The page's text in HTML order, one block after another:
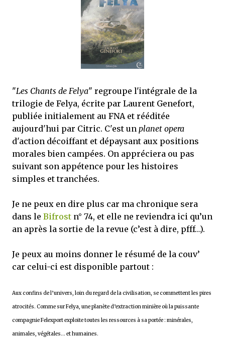
mettre sous tous les yeux. C'est cela...
"Les Chants de Felya" regroupe l'intégrale de la
trilogie de Felya, écrite par Laurent Genefort,
publiée initialement au FNA et rééditée
aujourd'hui par Citric. C'est un planet opera
d'action décoiffant et dépaysant aux positions
morales bien campées. On appréciera ou pas
suivant son appétence pour les histoires
simples et tranchées.
Je ne peux en dire plus car ma chronique sera
dans le Bifrost n° 74, et elle ne reviendra ici qu’un
an après la sortie de la revue (c’est à dire, pfff…).
Je peux au moins donner le résumé de la couv’
car celui-ci est disponible partout :
Aux confins de l’univers, loin du regard de la civilisation, se commettent les pires
atrocités. Comme sur Felya, une planète d’extraction minière où la puissante
compagnie Felexport exploite toutes les ressources à sa portée : minérales,
animales, végétales… et humaines.